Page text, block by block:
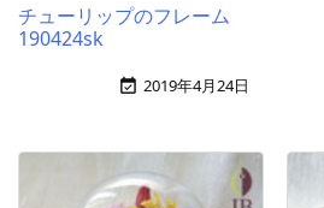
チューリップのフレーム
190424sk
 2019年4月24日